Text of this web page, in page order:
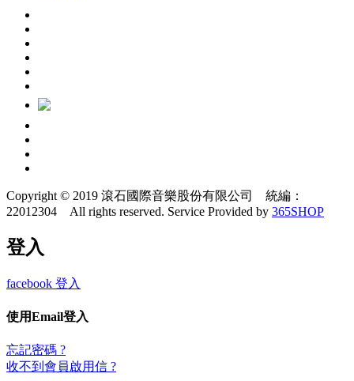
Copyright © 2019 滾石國際音樂股份有限公司 統編：
22012304 All rights reserved. Service Provided by 365SHOP
登入
facebook 登入
使用Email登入
忘記密碼 ?
收不到會員啟用信 ?